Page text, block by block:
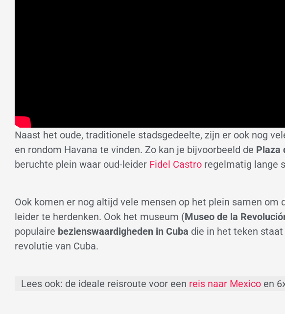
Naast het oude, traditionele stadsgedeelte, zijn er ook nog
en rondom Havana te vinden. Zo kan je bijvoorbeeld de Plaza
beruchte plein waar oud-leider Fidel Castro regelmatig lange
Ook komen er nog altijd vele mensen op het plein samen om
leider te herdenken. Ook het museum (Museo de la
populaire bezienswaardigheden in Cuba die in het teken
revolutie van Cuba.
Lees ook: de ideale reisroute voor een reis naar Mexicoen